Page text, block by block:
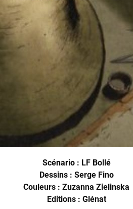
Scénario : LF Bollé
Dessins : Serge Fino
Couleurs : Zuzanna Zielinska
Editions : Glénat